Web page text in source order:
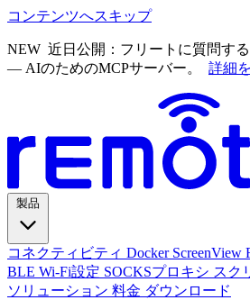
コンテンツへスキップ
NEW 近日公開：フリートに質問す
— AIのためのMCPサーバー。 詳細
コネクティビティ Docker ScreenView
BLE Wi-Fi設定 SOCKSプロキシ スク
ソリューション 料金 ダウンロード